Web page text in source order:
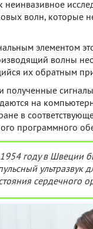
неинвазивное
волн, которые
элементом
волны
их обратным
полученные
на
в
программного
году в Швеции
ультразвук
сердечного